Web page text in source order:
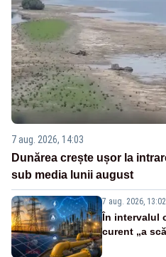
7 aug. 2026, 14:03
Dunărea crește ușor la
sub media lunii august
7 aug. 2026, 13:02
În intervalul
curent „a